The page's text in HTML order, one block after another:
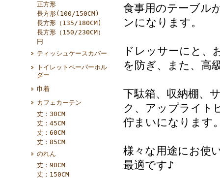
正方形
長方形(100/150CM)
長方形（135/180CM)
長方形（150/230CM）
円
ティッシュケースカバー
トイレットペーパーホル
ダー
巾着
カフェカーテン
丈：30CM
丈：45CM
丈：60CM
丈：85CM
のれん
丈：90CM
丈：150CM
食事用のテーブル
ンになります。
ドレッサーにと、
を防ぎ、また、高
下駄箱、収納棚、
ク、アップライト
佇まいになります
様々な用途にお使
最適です♪